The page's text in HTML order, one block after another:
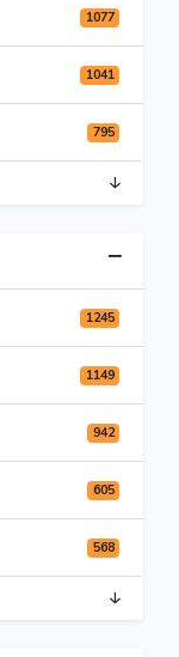
1077
1041
795
1245
1149
942
605
568